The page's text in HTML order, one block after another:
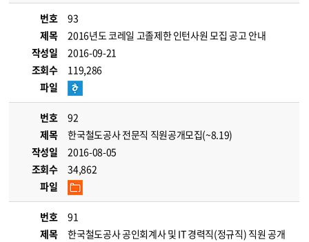
번호
93
제목
2016년도 코레일 고졸제한 인턴사원 모집 공고 안내
작성일
2016-09-21
조회수
119,286
파일
번호
92
제목
한국철도공사 전문직 직원공개모집(~8.19)
작성일
2016-08-05
조회수
34,862
파일
번호
91
제목
한국철도공사 공인회계사 및 IT 경력직(정규직) 직원 공개